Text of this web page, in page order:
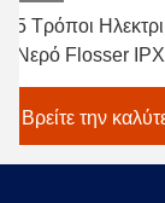
Χονδρικός
εξατομικευμένος
οδοντιατρικός
νεροπνευστήρας
οδοντιατρικός
κατασκευαστής
Βρείτε την